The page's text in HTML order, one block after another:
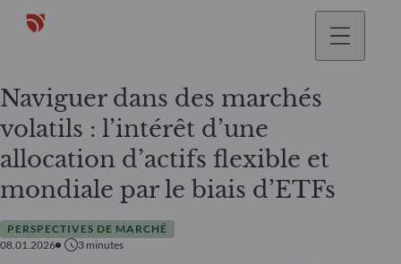
Naviguer dans des marchés
volatils : l’intérêt d’une
allocation d’actifs flexible et
mondiale par le biais d’ETFs
PERSPECTIVES DE MARCHÉ
08.01.2026
3 minutes